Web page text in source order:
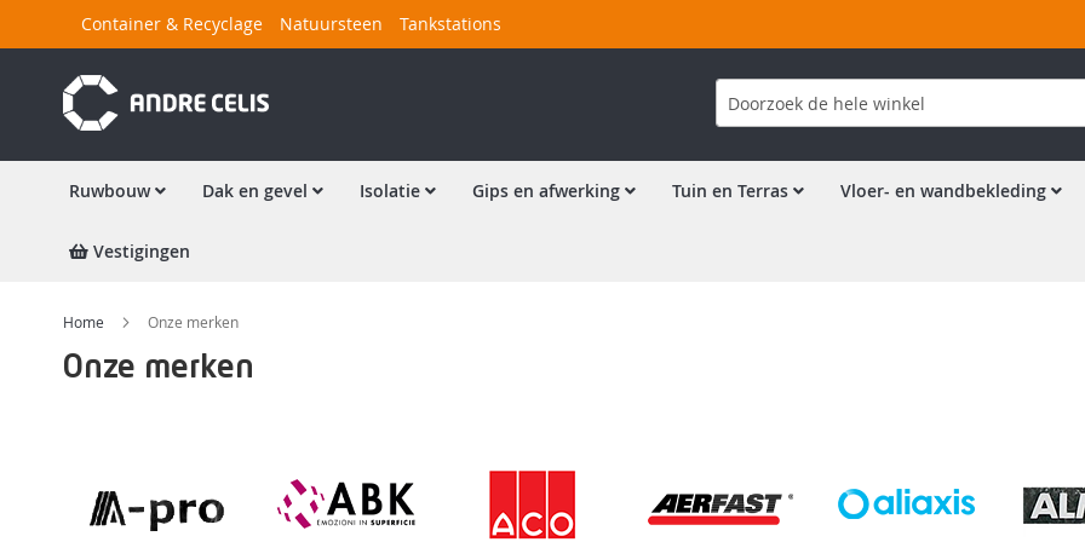
Ga
naar
de
inhoud
Container & Recyclage Natuursteen Tankstations
Zoek
Ruwbouw Dak en gevel Isolatie Gips en afwerking Tuin en Terras Vloer- en wandbekleding
Vestigingen
Home Onze merken
Onze merken